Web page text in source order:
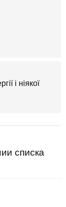
і ніякої
списка